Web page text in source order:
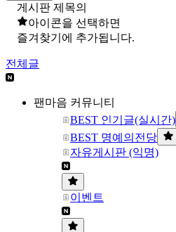
게시판 제목의
아이콘을 선택하면
즐겨찾기에 추가됩니다.
전체글
팬마음 커뮤니티
BEST 인기글(실시간)
BEST 명예의전당
자유게시판 (익명)
이벤트